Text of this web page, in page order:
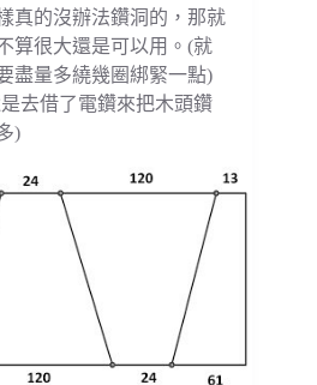
真的沒辦法鑽洞的，那就
算很大還是可以用。(就
盡量多繞幾圈綁緊一點)
去借了電鑽來把木頭鑽
)